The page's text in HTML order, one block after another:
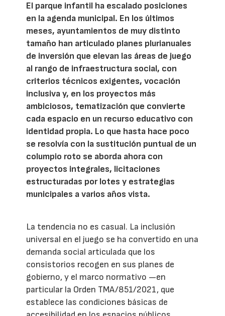
El parque infantil ha escalado posiciones
en la agenda municipal. En los últimos
meses, ayuntamientos de muy distinto
tamaño han articulado planes plurianuales
de inversión que elevan las áreas de juego
al rango de infraestructura social, con
criterios técnicos exigentes, vocación
inclusiva y, en los proyectos más
ambiciosos, tematización que convierte
cada espacio en un recurso educativo con
identidad propia. Lo que hasta hace poco
se resolvía con la sustitución puntual de un
columpio roto se aborda ahora con
proyectos integrales, licitaciones
estructuradas por lotes y estrategias
municipales a varios años vista.
La tendencia no es casual. La inclusión
universal en el juego se ha convertido en una
demanda social articulada que los
consistorios recogen en sus planes de
gobierno, y el marco normativo —en
particular la Orden TMA/851/2021, que
establece las condiciones básicas de